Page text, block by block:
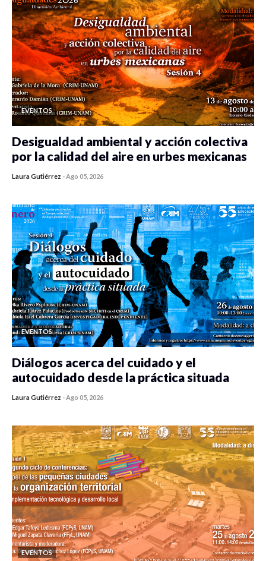
EVENTOS
Desigualdad ambiental y acción colectiva
por la calidad del aire en urbes mexicanas
Laura Gutiérrez -Ago 05, 2026
EVENTOS
Diálogos acerca del cuidado y el
autocuidado desde la práctica situada
Laura Gutiérrez -Ago 05, 2026
EVENTOS